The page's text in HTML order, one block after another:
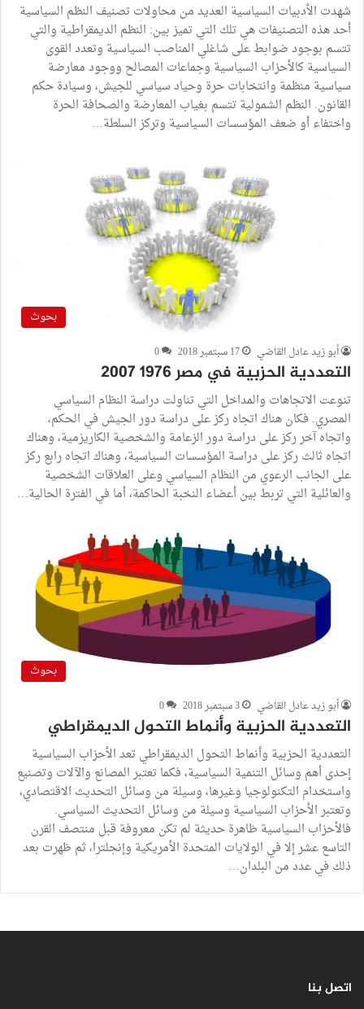
شهدت الأدبيات السياسية العديد من محاولات تصنيف النظم السياسية
أحد هذه التصنيفات هي تلك التي تميز بين: النظم الديمقراطية والتي
تتسم بوجود ضوابط على شاغلي المناصب السياسية وتعدد القوى
السياسية كالأحزاب السياسية وجماعات المصالح ووجود معارضة
سياسية منظمة وانتخابات حرة وحياد سياسي للجيش، وسيادة حكم
القانون. النظم الشمولية تتسم بغياب المعارضة والصحافة الحرة
واختفاء أو ضعف المؤسسات السياسية وتركز السلطة…
بحوث
أبو زيد عادل القاضي 17 سبتمبر 2018 0
التعددية الحزبية في مصر 1976 2007
تنوعت الاتجاهات والمداخل التي تناولت دراسة النظام السياسي
المصري. فكان هناك اتجاه ركز على دراسة دور الجيش في الحكم،
واتجاه آخر ركز على دراسة دور الزعامة والشخصية الكاريزمية، وهناك
اتجاه ثالث ركز على دراسة المؤسسات السياسية، وهناك اتجاه رابع ركز
على الجانب الرعوي من النظام السياسي وعلى العلاقات الشخصية
والعائلية التي تربط بين أعضاء النخبة الحاكمة، أما في الفترة الحالية…
بحوث
أبو زيد عادل القاضي 3 سبتمبر 2018 0
التعددية الحزبية وأنماط التحول الديمقراطي
التعددية الحزبية وأنماط التحول الديمقراطي تعد الأحزاب السياسية
إحدى أهم وسائل التنمية السياسية، فكما تعتبر المصانع والآلات وتصنيع
واستخدام التكنولوجيا وغيرها، وسيلة من وسائل التحديث الاقتصادي،
وتعتبر الأحزاب السياسية وسيلة من وسائل التحديث السياسي.
فالأحزاب السياسية ظاهرة حديثة لم تكن معروفة قبل منتصف القرن
التاسع عشر إلا في الولايات المتحدة الأمريكية وإنجلترا، ثم ظهرت بعد
ذلك في عدد من البلدان…
اتصل بنا